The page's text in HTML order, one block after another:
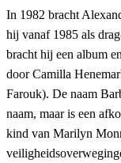
In 1982 bracht
hij vanaf 1985 als
bracht hij een album
door Camilla
Farouk). De naam
naam, maar is een
kind van Marilyn